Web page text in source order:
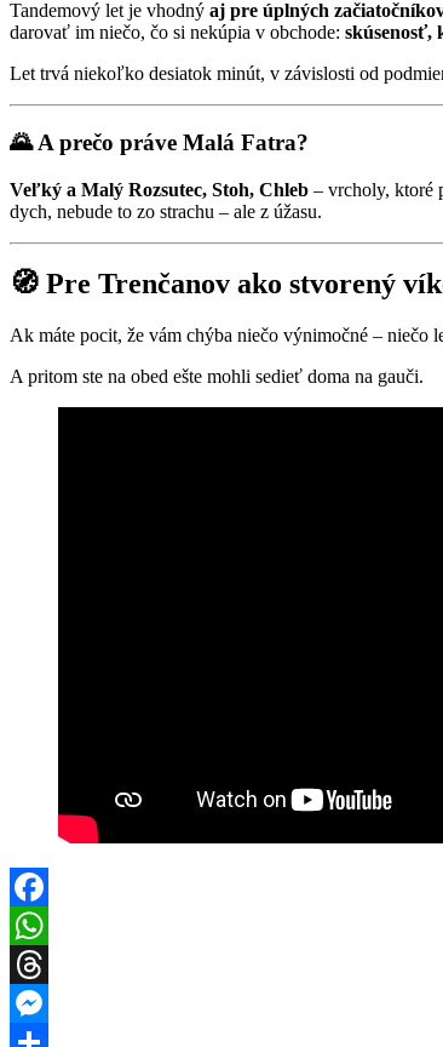
Tandemový let je vhodný aj pre úplných
darovať im niečo, čo si nekúpia v obchode: skúsenosť,
Let trvá niekoľko desiatok minút, v závislosti od
🌄 A prečo práve Malá Fatra?
Veľký a Malý Rozsutec, Stoh, Chleb – vrcholy, ktoré
dych, nebude to zo strachu – ale z úžasu.
🧭 Pre Trenčanov ako stvorený
Ak máte pocit, že vám chýba niečo výnimočné – niečo
A pritom ste na obed ešte mohli sedieť doma na gauči.
Facebook
WhatsApp
Threads
Messenger